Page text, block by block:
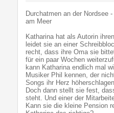
Durchatmen an der Nordsee
am Meer
Katharina hat als Autorin
leidet sie an einer
recht, dass ihre Oma sie
für ein paar Wochen
kann Katharina endlich mal
Musiker Phil kennen, der
Songs ihr Herz
Doch dann stellt sie fest,
steht. Und einer der
Kann sie die kleine Pension